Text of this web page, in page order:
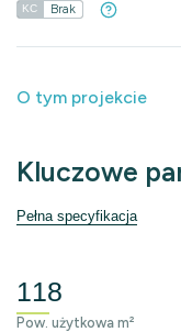
KC Brak
O tym projekcie
Kluczowe
Pełna specyfikacja
118
Pow. użytkowa m²